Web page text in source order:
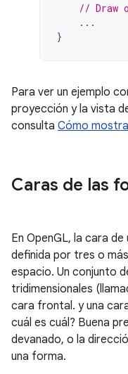
// Draw
...
}
Para ver un ejemplo
proyección y la vista
consulta Cómo
Caras de las
En OpenGL, la cara
definida por tres o
espacio. Un conjunto
tridimensionales
cara frontal. y una
cuál es cuál? Buena
devanado, o la
una forma.